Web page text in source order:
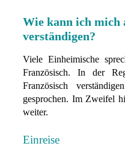
Wie kann ich mich
verständigen?
Viele Einheimische
Französisch. In der
Französisch
gesprochen. Im Zweifel
weiter.
Einreise